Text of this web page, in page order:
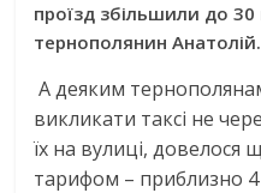
проїзд збільшили до 30
тернополянин Анатолій.
А деяким
викликати таксі не
їх на вулиці, довелося
тарифом – приблизно